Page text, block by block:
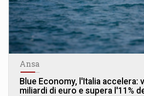
Ansa
Blue Economy, l'Italia accelera:
miliardi di euro e supera l'11%